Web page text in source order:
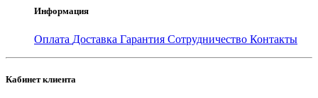
Информация
Оплата Доставка Гарантия Сотрудничество Контакты
Кабинет клиента